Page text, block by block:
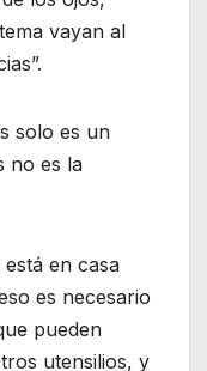
vayan al
solo es un
no es la
en casa
es necesario
pueden
utensilios, y